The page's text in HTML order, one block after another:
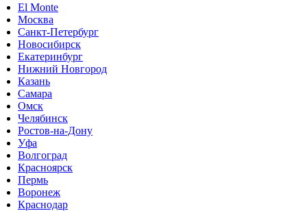
El Monte
Москва
Санкт-Петербург
Новосибирск
Екатеринбург
Нижний Новгород
Казань
Самара
Омск
Челябинск
Ростов-на-Дону
Уфа
Волгоград
Красноярск
Пермь
Воронеж
Краснодар